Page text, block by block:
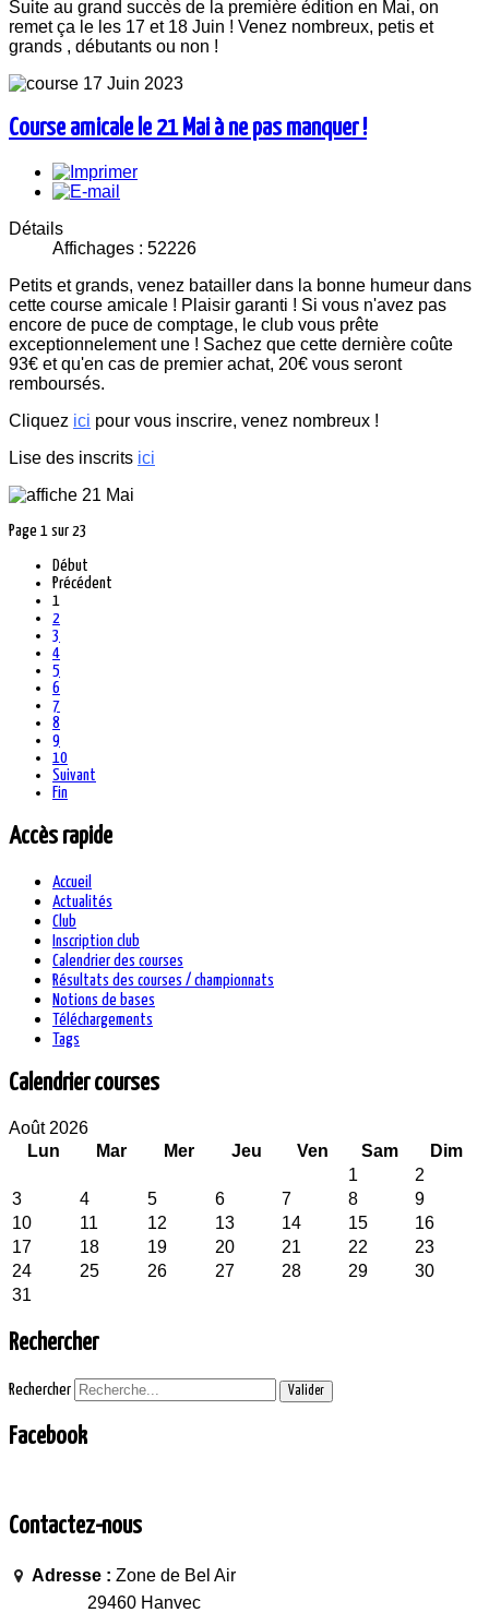
Suite au grand succès de la première édition en Mai, on
remet ça le les 17 et 18 Juin ! Venez nombreux, petis et
grands , débutants ou non !
Course amicale le 21 Mai à ne pas manquer !
Détails
Affichages : 52226
Petits et grands, venez batailler dans la bonne humeur dans
cette course amicale ! Plaisir garanti ! Si vous n'avez pas
encore de puce de comptage, le club vous prête
exceptionnelement une ! Sachez que cette dernière coûte
93€ et qu'en cas de premier achat, 20€ vous seront
remboursés.
Cliquez ici pour vous inscrire, venez nombreux !
Lise des inscrits ici
Page 1 sur 23
Début
Précédent
1
2
3
4
5
6
7
8
9
10
Suivant
Fin
Accès rapide
Accueil
Actualités
Club
Inscription club
Calendrier des courses
Résultats des courses / championnats
Notions de bases
Téléchargements
Tags
Calendrier courses
Août 2026
Lun
Mar Mer Jeu Ven Sam
Dim
1
2
3
4 5 6 7 8
9
10
11 12 13 14 15
16
17
18 19 20 21 22
23
24
25 26 27 28 29
30
31
Rechercher
Rechercher Valider
Facebook
Contactez-nous
Adresse : Zone de Bel Air
29460 Hanvec